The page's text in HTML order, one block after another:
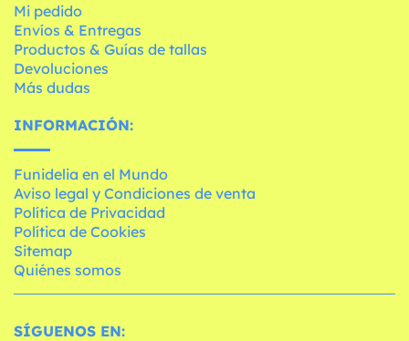
Mi pedido
Envíos & Entregas
Productos & Guías de tallas
Devoluciones
Más dudas
INFORMACIÓN:
Funidelia en el Mundo
Aviso legal y Condiciones de venta
Política de Privacidad
Política de Cookies
Sitemap
Quiénes somos
SÍGUENOS EN: